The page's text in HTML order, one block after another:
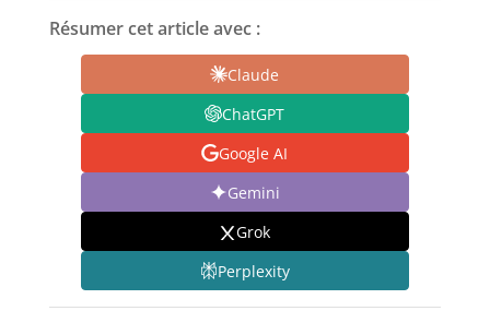
Résumer cet article avec :
Claude
ChatGPT
Google AI
Gemini
Grok
Perplexity